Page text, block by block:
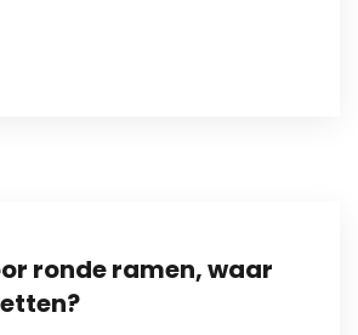
ronde ramen, waar